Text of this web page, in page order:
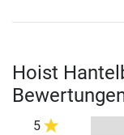
Hoist
5